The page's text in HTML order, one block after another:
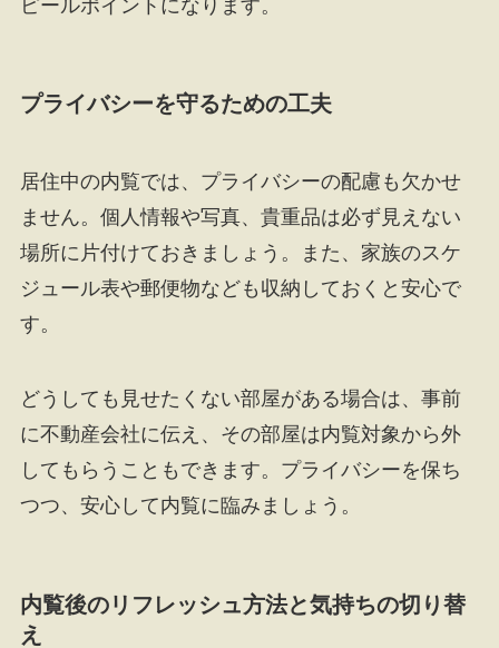
ピールポイントになります。
プライバシーを守るための工夫
居住中の内覧では、プライバシーの配慮も欠かせ
ません。個人情報や写真、貴重品は必ず見えない
場所に片付けておきましょう。また、家族のスケ
ジュール表や郵便物なども収納しておくと安心で
す。
どうしても見せたくない部屋がある場合は、事前
に不動産会社に伝え、その部屋は内覧対象から外
してもらうこともできます。プライバシーを保ち
つつ、安心して内覧に臨みましょう。
内覧後のリフレッシュ方法と気持ちの切り替
え